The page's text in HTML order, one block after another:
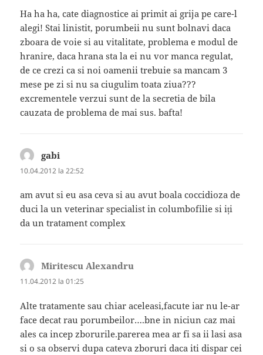
Ha ha ha, cate diagnostice ai primit ai grija pe care-l
alegi! Stai linistit, porumbeii nu sunt bolnavi daca
zboara de voie si au vitalitate, problema e modul de
hranire, daca hrana sta la ei nu vor manca regulat,
de ce crezi ca si noi oamenii trebuie sa mancam 3
mese pe zi si nu sa ciugulim toata ziua???
excrementele verzui sunt de la secretia de bila
cauzata de problema de mai sus. bafta!
gabi
10.04.2012 la 22:52
am avut si eu asa ceva si au avut boala coccidioza de
duci la un veterinar specialist in columbofilie si iți
da un tratament complex
Miritescu Alexandru
11.04.2012 la 01:25
Alte tratamente sau chiar aceleasi,facute iar nu le-ar
face decat rau porumbeilor….bne in niciun caz mai
ales ca incep zborurile.parerea mea ar fi sa ii lasi asa
si o sa observi dupa cateva zboruri daca iti dispar cei